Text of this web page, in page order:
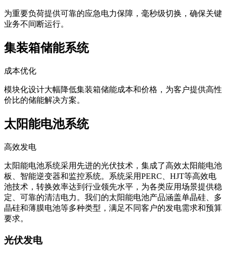
为重要负荷提供可靠的应急电力保障，毫秒级切换，确保关键
业务不间断运行。
集装箱储能系统
成本优化
模块化设计大幅降低集装箱储能成本和价格，为客户提供高性
价比的储能解决方案。
太阳能电池系统
高效发电
太阳能电池系统采用先进的光伏技术，集成了高效太阳能电池
板、智能逆变器和监控系统。系统采用PERC、HJT等高效电
池技术，转换效率达到行业领先水平，为各类应用场景提供稳
定、可靠的清洁电力。我们的太阳能电池产品涵盖单晶硅、多
晶硅和薄膜电池等多种类型，满足不同客户的发电需求和预算
要求。
光伏发电